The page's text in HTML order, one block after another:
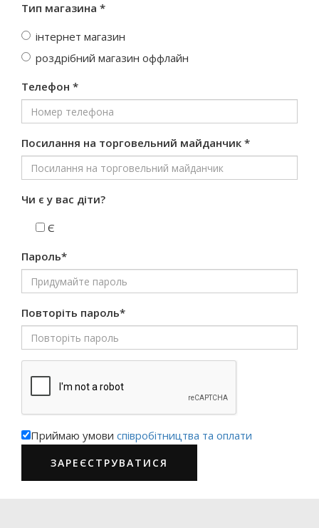
Тип магазина *
інтернет магазин
роздрібний магазин оффлайн
Телефон *
Посилання на торговельний майданчик *
Чи є у вас діти?
Є
Пароль*
Повторіть пароль*
Приймаю умови співробітництва та оплати
ЗАРЕЄСТРУВАТИСЯ